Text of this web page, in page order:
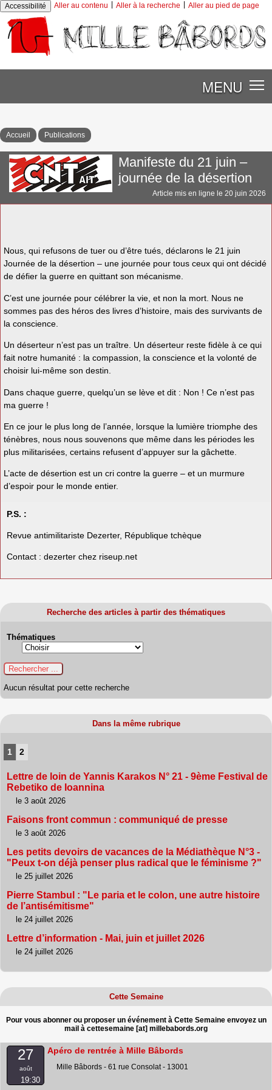
Accessibilité Aller au contenu Aller à la recherche Aller au pied de page
MENU
Accueil Publications
Manifeste du 21 juin –
journée de la désertion
Article mis en ligne le 20 juin 2026
Nous, qui refusons de tuer ou d’être tués, déclarons le 21 juin
Journée de la désertion – une journée pour tous ceux qui ont décidé
de défier la guerre en quittant son mécanisme.
C’est une journée pour célébrer la vie, et non la mort. Nous ne
sommes pas des héros des livres d’histoire, mais des survivants de
la conscience.
Un déserteur n’est pas un traître. Un déserteur reste fidèle à ce qui
fait notre humanité : la compassion, la conscience et la volonté de
choisir lui-même son destin.
Dans chaque guerre, quelqu’un se lève et dit : Non ! Ce n’est pas
ma guerre !
En ce jour le plus long de l’année, lorsque la lumière triomphe des
ténèbres, nous nous souvenons que même dans les périodes les
plus militarisées, certains refusent d’appuyer sur la gâchette.
L’acte de désertion est un cri contre la guerre – et un murmure
d’espoir pour le monde entier.
P.S. :
Revue antimilitariste Dezerter, République tchèque
Contact : dezerter chez riseup.net
Recherche des articles à partir des thématiques
Thématiques
Aucun résultat pour cette recherche
Dans la même rubrique
1 2
Lettre de loin de Yannis Karakos N° 21 - 9ème Festival de
Rebetiko de Ioannina
le 3 août 2026
Faisons front commun : communiqué de presse
le 3 août 2026
Les petits devoirs de vacances de la Médiathèque N°3 -
"Peux t-on déjà penser plus radical que le féminisme ?"
le 25 juillet 2026
Pierre Stambul : "Le paria et le colon, une autre histoire
de l’antisémitisme"
le 24 juillet 2026
Lettre d’information - Mai, juin et juillet 2026
le 24 juillet 2026
Cette Semaine
Pour vous abonner ou proposer un événement à Cette Semaine envoyez un
mail à cettesemaine [at] millebabords.org
27
août
19:30
Apéro de rentrée à Mille Bâbords
Mille Bâbords - 61 rue Consolat - 13001